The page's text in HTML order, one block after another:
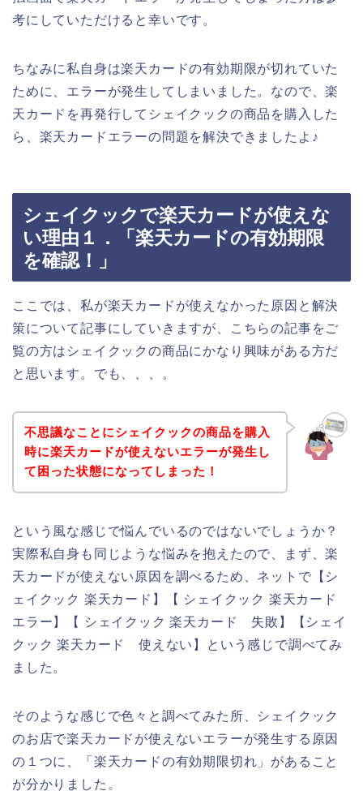
考にしていただけると幸いです。
ちなみに私自身は楽天カードの有効期限が切れていた
ために、エラーが発生してしまいました。なので、楽
天カードを再発行してシェイクックの商品を購入した
ら、楽天カードエラーの問題を解決できましたよ♪
シェイクックで楽天カードが使えな
い理由１．「楽天カードの有効期限
を確認！」
ここでは、私が楽天カードが使えなかった原因と解決
策について記事にしていきますが、こちらの記事をご
覧の方はシェイクックの商品にかなり興味がある方だ
と思います。でも、、、。
不思議なことにシェイクックの商品を購入
時に楽天カードが使えないエラーが発生し
て困った状態になってしまった！
という風な感じで悩んでいるのではないでしょうか？
実際私自身も同じような悩みを抱えたので、まず、楽
天カードが使えない原因を調べるため、ネットで【シ
ェイクック 楽天カード】【 シェイクック 楽天カード
エラー】【 シェイクック 楽天カード 失敗】【シェイ
クック 楽天カード 使えない】という感じで調べてみ
ました。
そのような感じで色々と調べてみた所、シェイクック
のお店で楽天カードが使えないエラーが発生する原因
の１つに、「楽天カードの有効期限切れ」があること
が分かりました。